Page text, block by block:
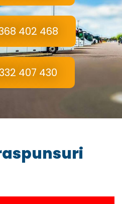
402 468
407 430